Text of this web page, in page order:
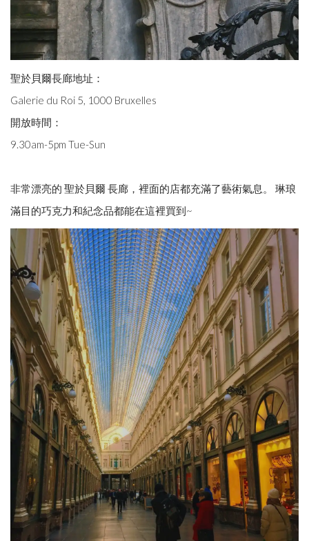
聖於貝爾長廊地址：
Galerie du Roi 5, 1000 Bruxelles
開放時間：
9.30am-5pm Tue-Sun
非常漂亮的 聖於貝爾 長廊，裡面的店都充滿了藝術氣息。 琳琅
滿目的巧克力和紀念品都能在這裡買到~